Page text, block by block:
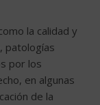
la calidad y
patologías
por los
en algunas
de la